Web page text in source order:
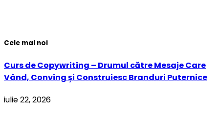
Cele mai noi
Curs de Copywriting – Drumul către Mesaje Care
Vând, Conving și Construiesc Branduri Puternice
iulie 22, 2026